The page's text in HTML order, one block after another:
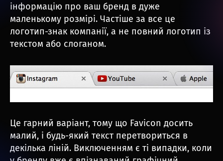
інформацію про ваш бренд в дуже
маленькому розмірі. Частіше за все це
логотип-знак компанії, а не повний логотип із
текстом або слоганом.
Це гарний варіант, тому що Favicon досить
малий, і будь-який текст перетвориться в
декілька ліній. Виключенням є ті випадки, коли